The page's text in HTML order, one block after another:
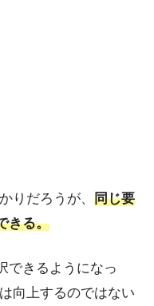
りだろうが、 同じ要
きる。
できるようになっ
向上するのではない